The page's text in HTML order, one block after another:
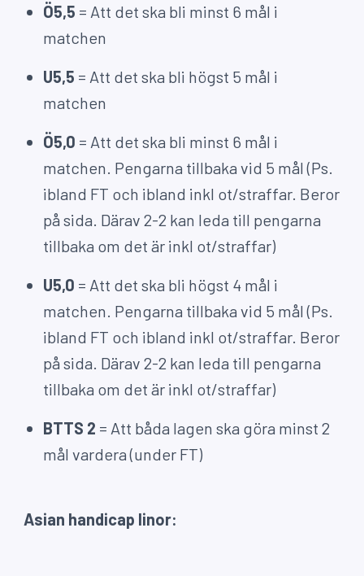
Ö5,5 = Att det ska bli minst 6 mål i
matchen
U5,5 = Att det ska bli högst 5 mål i
matchen
Ö5,0 = Att det ska bli minst 6 mål i
matchen. Pengarna tillbaka vid 5 mål (Ps.
ibland FT och ibland inkl ot/straffar. Beror
på sida. Därav 2-2 kan leda till pengarna
tillbaka om det är inkl ot/straffar)
U5,0 = Att det ska bli högst 4 mål i
matchen. Pengarna tillbaka vid 5 mål (Ps.
ibland FT och ibland inkl ot/straffar. Beror
på sida. Därav 2-2 kan leda till pengarna
tillbaka om det är inkl ot/straffar)
BTTS 2 = Att båda lagen ska göra minst 2
mål vardera (under FT)
Asian handicap linor: